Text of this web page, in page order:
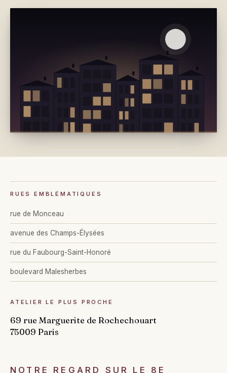
RUES EMBLÉMATIQUES
rue de Monceau
avenue des Champs-Élysées
rue du Faubourg-Saint-Honoré
boulevard Malesherbes
ATELIER LE PLUS PROCHE
69 rue Marguerite de Rochechouart
75009 Paris
NOTRE REGARD SUR LE 8E